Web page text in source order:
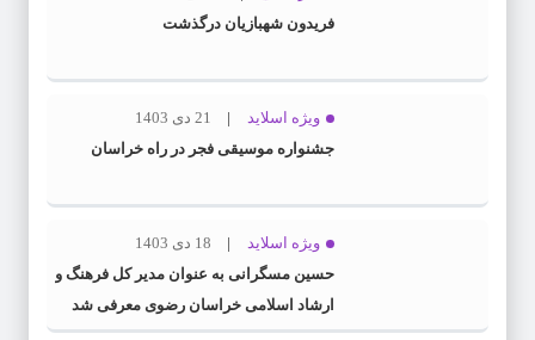
فریدون شهبازیان درگذشت
ویژه اسلاید
21 دی 1403
جشنواره موسیقی فجر در راه خراسان
ویژه اسلاید
18 دی 1403
حسین مسگرانی به عنوان مدیر کل فرهنگ و
ارشاد اسلامی خراسان رضوی معرفی شد